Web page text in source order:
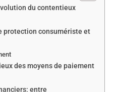
du contentieux
protection consumériste et
des moyens de paiement
entre